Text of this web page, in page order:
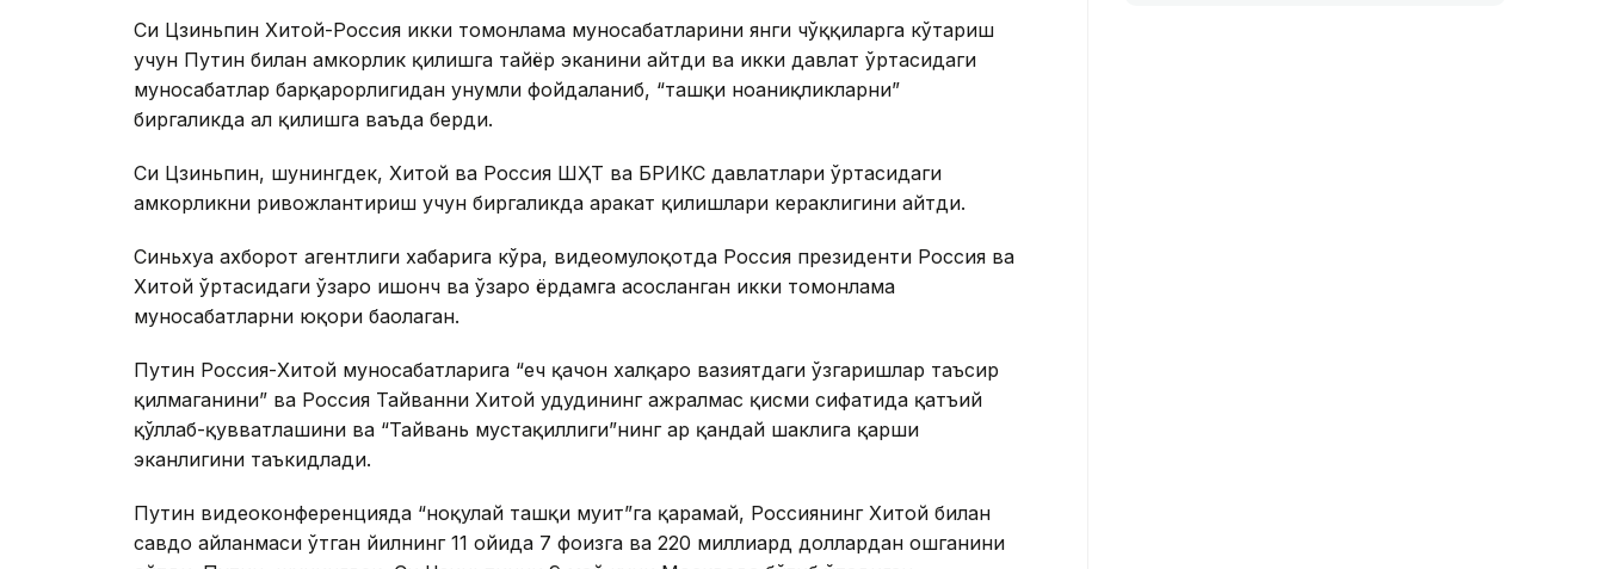
Си Цзиньпин Хитой-Россия икки томонлама муносабатларини янги чўққиларга кўтариш
учун Путин билан ҳамкорлик қилишга тайёр эканини айтди ва икки давлат ўртасидаги
муносабатлар барқарорлигидан унумли фойдаланиб, “ташқи ноаниқликларни”
биргаликда ҳал қилишга ваъда берди.
Си Цзиньпин, шунингдек, Хитой ва Россия ШҲТ ва БРИКС давлатлари ўртасидаги
ҳамкорликни ривожлантириш учун биргаликда ҳаракат қилишлари кераклигини айтди.
Синьхуа ахборот агентлиги хабарига кўра, видеомулоқотда Россия президенти Россия ва
Хитой ўртасидаги ўзаро ишонч ва ўзаро ёрдамга асосланган икки томонлама
муносабатларни юқори баҳолаган.
Путин Россия-Хитой муносабатларига “ҳеч қачон халқаро вазиятдаги ўзгаришлар таъсир
қилмаганини” ва Россия Тайванни Хитой ҳудудининг ажралмас қисми сифатида қатъий
қўллаб-қувватлашини ва “Тайвань мустақиллиги”нинг ҳар қандай шаклига қарши
эканлигини таъкидлади.
Путин видеоконференцияда “ноқулай ташқи муҳит”га қарамай, Россиянинг Хитой билан
савдо айланмаси ўтган йилнинг 11 ойида 7 фоизга ва 220 миллиард доллардан ошганини